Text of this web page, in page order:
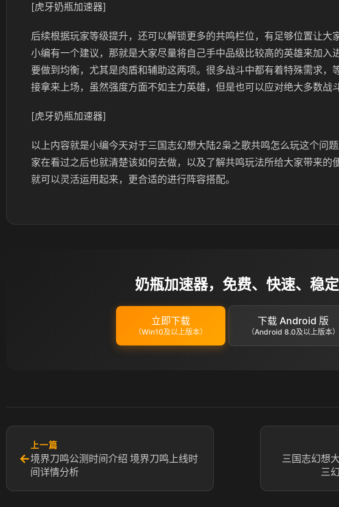
[虎牙奶瓶加速器]
后续根据玩家等级提升，还可以解锁更多的共鸣栏位，有足够位置让大
小编有一个建议，那就是大家尽量将自己手中品级比较高的英雄来加入
要做到均衡，尤其是肉盾和辅助这两项。很多战斗中都有着特殊需求，
接拿来上场，虽然强度方面不如主力英雄，但是也可以应对绝大多数战斗
[虎牙奶瓶加速器]
以上内容就是小编今天对于三国志幻想大陆2枭之歌共鸣怎么玩这个问
家在看过之后也就清楚该如何去做，以及了解共鸣玩法所给大家带来的
就可以灵活运用起来，更合适的进行阵容搭配。
奶瓶加速器，免费、快速、稳定
立即下载
（Win10及以上版本）
下载 Android 版
（Android 8.0及以上版本）
←
上一篇
境界刀鸣公测时间介绍 境界刀鸣上线时
间详情分析
三国志幻想
三